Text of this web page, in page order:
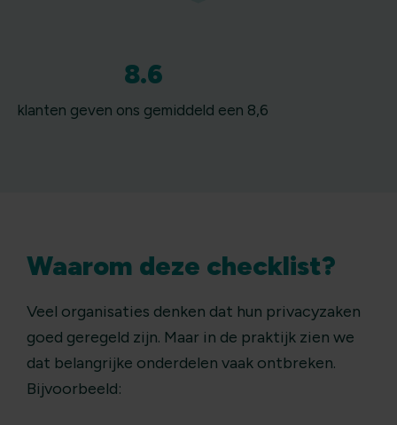
8.6
klanten geven ons gemiddeld een 8,6
Waarom deze checklist?
Veel organisaties denken dat hun privacyzaken
goed geregeld zijn. Maar in de praktijk zien we
dat belangrijke onderdelen vaak ontbreken.
Bijvoorbeeld: